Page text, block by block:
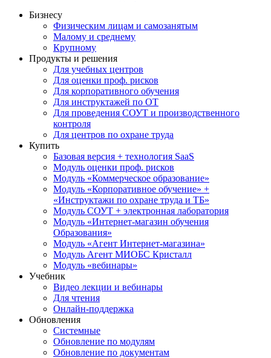
Бизнесу
Физическим лицам и самозанятым
Малому и среднему
Крупному
Продукты и решения
Для учебных центров
Для оценки проф. рисков
Для корпоративного обучения
Для инструктажей по ОТ
Для проведения СОУТ и производственного
контроля
Для центров по охране труда
Купить
Базовая версия + технология SaaS
Модуль оценки проф. рисков
Модуль «Коммерческое образование»
Модуль «Корпоративное обучение» +
«Инструктажи по охране труда и ТБ»
Модуль СОУТ + электронная лаборатория
Модуль «Интернет-магазин обучения
Образования»
Модуль «Агент Интернет-магазина»
Модуль Агент МИОБС Кристалл
Модуль «вебинары»
Учебник
Видео лекции и вебинары
Для чтения
Онлайн-поддержка
Обновления
Системные
Обновление по модулям
Обновление по документам